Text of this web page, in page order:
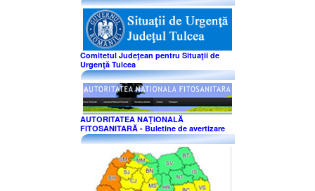
Comitetul Judeţean pentru Situaţii de
Urgenţă Tulcea
AUTORITATEA NAŢIONALĂ
FITOSANITARĂ - Buletine de avertizare